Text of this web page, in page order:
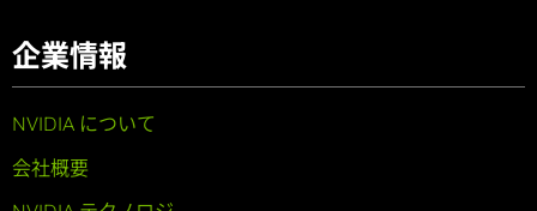
企業情報
NVIDIA について
会社概要